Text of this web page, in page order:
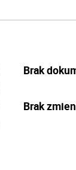
Brak
Brak